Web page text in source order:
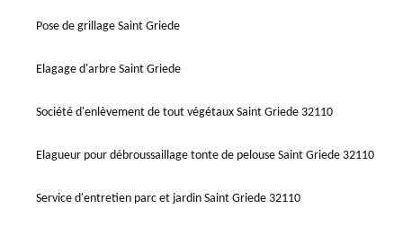
Pose de grillage Saint Griede
Elagage d'arbre Saint Griede
Société d'enlèvement de tout végétaux Saint Griede 32110
Elagueur pour débroussaillage tonte de pelouse Saint Griede 32110
Service d'entretien parc et jardin Saint Griede 32110